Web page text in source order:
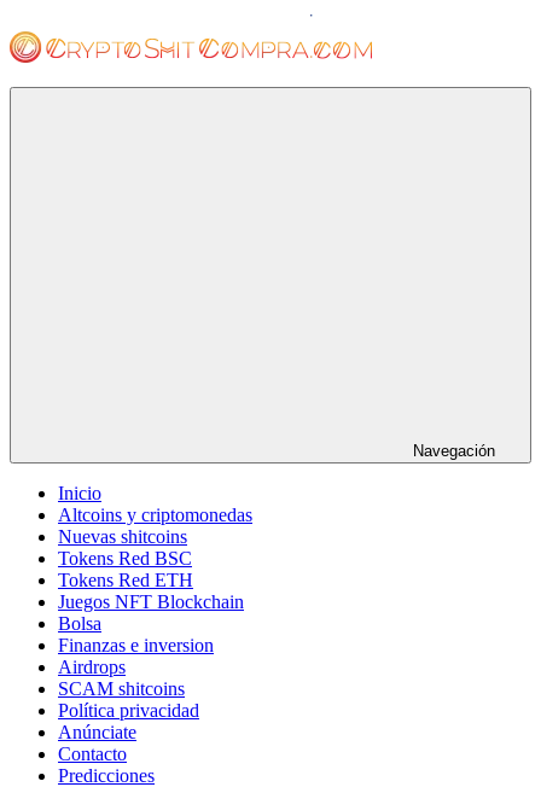
al
contenido
Navegación
Inicio
Altcoins y criptomonedas
Nuevas shitcoins
Tokens Red BSC
Tokens Red ETH
Juegos NFT Blockchain
Bolsa
Finanzas e inversion
Airdrops
SCAM shitcoins
Política privacidad
Anúnciate
Contacto
Predicciones